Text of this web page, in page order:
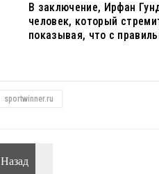
В заключение, Ирфан
человек, который
показывая, что с
sportwinner.ru
Назад